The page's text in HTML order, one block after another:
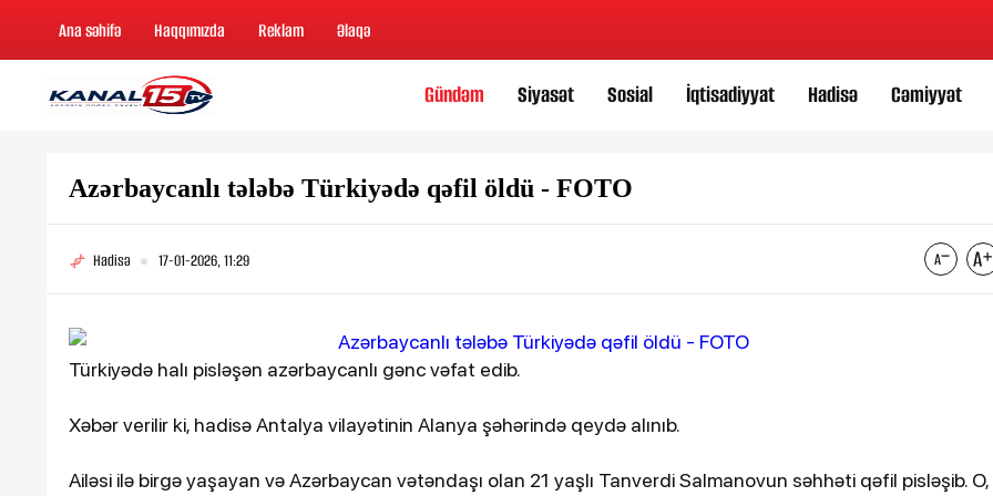
Ana səhifə Haqqımızda Reklam Əlaqə
Gündəm Siyasət Sosial İqtisadiyyat Hadisə Cəmiyyət
Azərbaycanlı tələbə Türkiyədə qəfil öldü - FOTO
Hadisə 17-01-2026, 11:29
Türkiyədə halı pisləşən azərbaycanlı gənc vəfat edib.
Xəbər verilir ki, hadisə Antalya vilayətinin Alanya şəhərində qeydə alınıb.
Ailəsi ilə birgə yaşayan və Azərbaycan vətəndaşı olan 21 yaşlı Tanverdi Salmanovun səhhəti qəfil pisləşib. O,